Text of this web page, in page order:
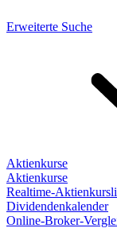
Erweiterte Suche
Aktienkurse
Aktienkurse
Realtime-
Dividendenkalender
Online-Broker-